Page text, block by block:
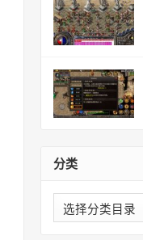
分类
分
类